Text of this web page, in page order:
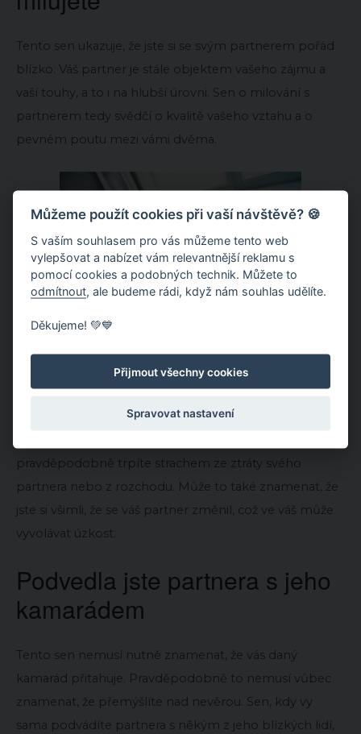
Tento sen ukazuje, že jste si se svým partnerem pořád
blízko. Váš partner je stále objektem vašeho zájmu a
vaší touhy, a to i na hlubší úrovni. Sen o milování s
partnerem tedy svědčí o kvalitě vašeho vztahu a o
pevném poutu mezi vámi dvěma.
Zdroj fotky: Shutterstock
Váš partner zemřel
pravděpodobně trpíte strachem ze ztráty svého
partnera nebo z rozchodu. Může to také znamenat, že
jste si všimli, že se váš partner změnil, což ve váš může
vyvolávat úzkost.
Podvedla jste partnera s jeho
kamarádem
Tento sen nemusí nutně znamenat, že vás daný
kamarád přitahuje. Pravděpodobně to nemusí vůbec
znamenat, že přemýšlíte nad nevěrou. Sen, kdy vy
sama podvádíte partnera s někým z jeho blízkých lidí,
Můžeme použít cookies při vaší návštěvě? 🍪
S vaším souhlasem pro vás můžeme tento web
vylepšovat a nabízet vám relevantnější reklamu s
pomocí cookies a podobných technik. Můžete to
odmítnout, ale budeme rádi, když nám souhlas udělíte.
Děkujeme! 💚💙
Přijmout všechny cookies
Spravovat nastavení